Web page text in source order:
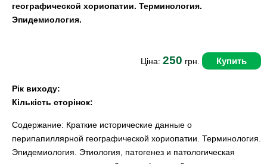
географической хориопатии. Терминология.
Эпидемиология.
Ціна: 250 грн. Купить
Рік виходу:
Кількість сторінок:
Содержание: Краткие исторические данные о
перипапиллярной географической хориопатии. Терминология.
Эпидемиология. Этиология, патогенез и патологическая